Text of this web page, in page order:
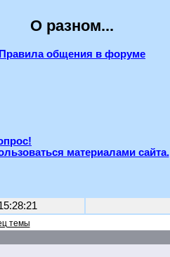
О разном...
Правила общения в форуме
материалами сайта.
темы